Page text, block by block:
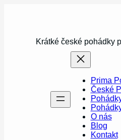
Krátké české pohádky
Prima
České
O nás
Blog
Kontakt